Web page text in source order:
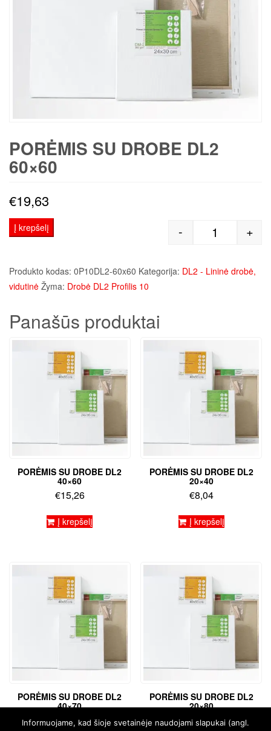
PORĖMIS SU DROBE DL2
60×60
€19,63
produkto
- +
Į krepšelį
Produkto kodas: 0P10DL2-60x60 Kategorija: DL2 - Lininė drobė,
vidutinė Žyma: Drobė DL2 Profilis 10
Panašūs produktai
PORĖMIS SU DROBE DL2
40×60
€15,26
Į krepšelį
PORĖMIS SU DROBE DL2
20×40
€8,04
Į krepšelį
PORĖMIS SU DROBE DL2
40×70
€16,87
PORĖMIS SU DROBE DL2
20×80
€15,56
Informuojame, kad šioje svetainėje naudojami slapukai (angl.